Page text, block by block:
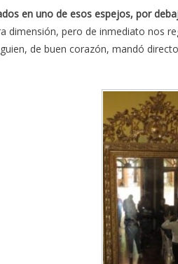
en uno de esos espejos, por
dimensión, pero de inmediato nos
de buen corazón, mandó